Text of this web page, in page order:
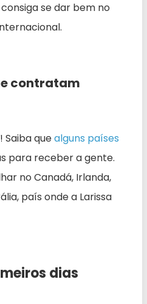
se dar bem no
contratam
Saiba quealguns países
para receber a gente.
no Canadá, Irlanda,
país onde a Larissa
dias